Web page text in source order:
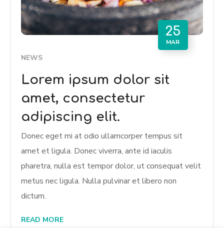
25
MAR
NEWS
Lorem ipsum dolor sit
amet, consectetur
adipiscing elit.
Donec eget mi at odio ullamcorper tempus sit
amet et ligula. Donec viverra, ante id iaculis
pharetra, nulla est tempor dolor, ut consequat velit
metus nec ligula. Nulla pulvinar et libero non
dictum.
READ MORE